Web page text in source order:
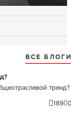
ВСЕ
тренд?
189